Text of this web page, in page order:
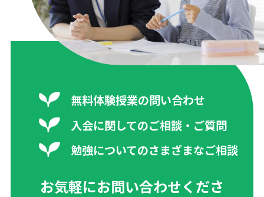
無料体験授業の問い合わせ
入会に関してのご相談・ご質問
勉強についてのさまざまなご相談
お気軽にお問い合わせくださ